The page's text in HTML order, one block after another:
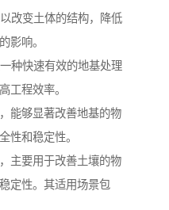
改变土体的结构，降低
影响。
种快速有效的地基处理
工程效率。
能够显著改善地基的物
性和稳定性。
主要用于改善土壤的物
定性。其适用场景包